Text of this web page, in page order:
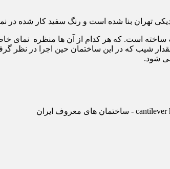
تهران بنا شده است و رنگ سفید کار شده
شیب که در این ساختمان حین اجرا در نظر
شود.